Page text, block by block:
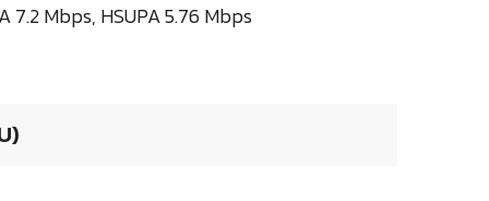
7.2 Mbps, HSUPA 5.76 Mbps